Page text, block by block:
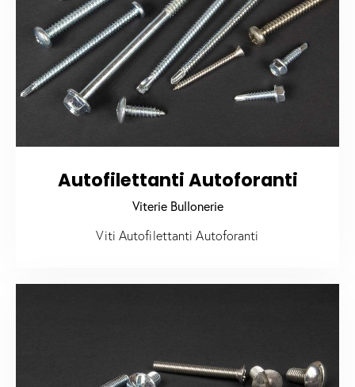
Autofilettanti Autoforanti
Viterie Bullonerie
Viti Autofilettanti Autoforanti